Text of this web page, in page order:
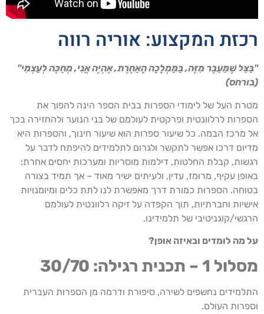
רכזת המקצוע: אוריה רווה
"בַּצֵּל שֶׁמֵּעֵבֶר מִזֶּה, בַּמַּמְלָכָה הָאַחֶרֶת, אֶהְיֶה אֲנִי, מְחַכֶּה לְעַצְמִי"
(בורחס)
מטרת העל של לימודי הספרות בבית הספר הינה להפוך את
הספרות לרלוונטית ופרקטית לעולמם של בני הנוער ולהחזירה בכך
אל מרכז הבמה. כל שיעור ספרות הוא שיעור חינוך, והספרות היא
מדיום דרכו אפשר לתקשר ולגרום לתלמידים להיפתח לדבר על
רגשות, קבלת החלטות, דילמות מוסריות ומערכות יחסים אחרת:
באופן עקיף, מרומז, עדין, ולעיתים ישיר מאוד – אך תמיד בצורה
בטוחה. הספרות כמורת דרך מאפשרת לנו לתת כלים ומיומנויות
אישיות וחברתיות, תוך הקפדה על זיקה רלוונטית לעולמם
הרגשי/קוגניטיבי של תלמידינו.
על מה לומדים ובאיזה אופן?
מסלול 1 – תכנית רגילה: 30/70
התלמידים נחשפים לשירה, סיפורת ודרמה מן הספרות העברית
וספרות העולם.